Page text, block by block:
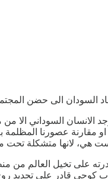
السودان الى حضن
الانسان السوداني الا
مقارنة عصورنا
هي، لانها متشكلة تحت
على تخيل العالم
كوحي قادر على تجديد